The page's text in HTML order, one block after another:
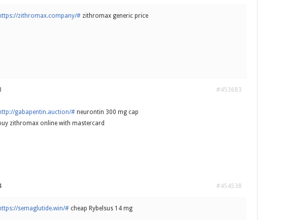
zithromax.company/#zithromax generic price
#453683
gabapentin.auction/#neurontin 300 mg cap
zithromax online with mastercard
#454538
semaglutide.win/#cheap Rybelsus 14 mg